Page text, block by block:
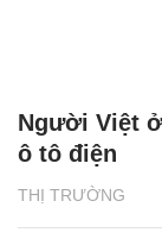
THỊ TRƯỜNG
Người Việt
ô tô điện